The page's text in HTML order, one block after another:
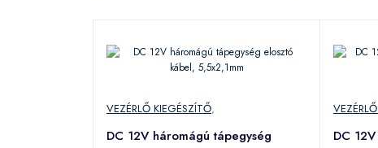
VEZÉRLŐ KIEGÉSZÍTŐ,
DC 12V háromágú tápegység
DC